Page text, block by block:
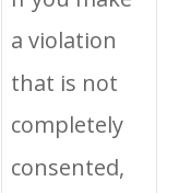
a violation
that is not
completely
consented,